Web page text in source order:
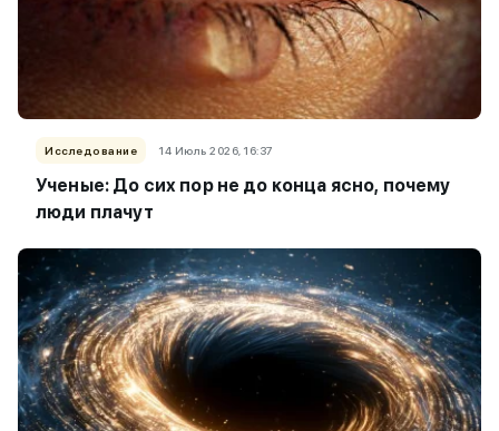
Исследование 14 Июль 2026, 16:37
Ученые: До сих пор не до конца ясно, почему
люди плачут